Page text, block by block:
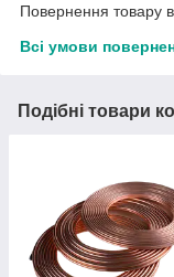
Повернення товару
Всі умови
Подібні товари